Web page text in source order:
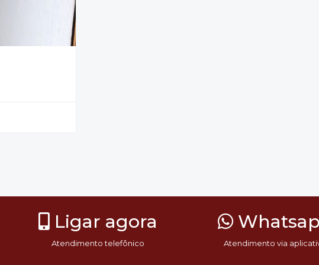
Ligar agora
Atendimento telefônico Atendimento via